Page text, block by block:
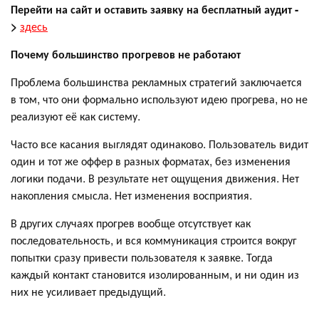
Перейти на сайт и оставить заявку на бесплатный аудит-
> здесь
Почему большинство прогревов не работают
Проблема большинства рекламных стратегий заключается
в том, что они формально используют идею прогрева, но не
реализуют её как систему.
Часто все касания выглядят одинаково. Пользователь видит
один и тот же оффер в разных форматах, без изменения
логики подачи. В результате нет ощущения движения. Нет
накопления смысла. Нет изменения восприятия.
В других случаях прогрев вообще отсутствует как
последовательность, и вся коммуникация строится вокруг
попытки сразу привести пользователя к заявке. Тогда
каждый контакт становится изолированным, и ни один из
них не усиливает предыдущий.